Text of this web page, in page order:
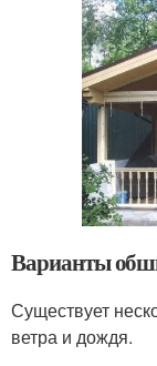
Варианты
Существует
ветра и дождя.